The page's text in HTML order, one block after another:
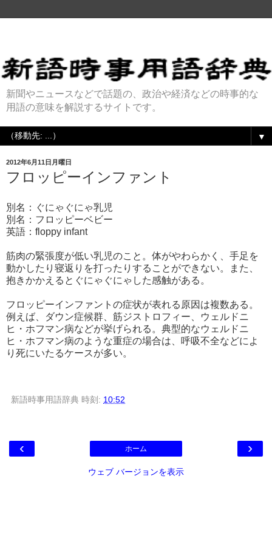
新聞やニュースなどで話題の、政治や経済などの時事的な
用語の意味を解説するサイトです。
▼
2012年6月11日月曜日
フロッピーインファント
別名：ぐにゃぐにゃ乳児
別名：フロッピーベビー
英語：floppy infant
筋肉の緊張度が低い乳児のこと。体がやわらかく、手足を
動かしたり寝返りを打ったりすることができない。また、
抱きかかえるとぐにゃぐにゃした感触がある。
フロッピーインファントの症状が表れる原因は複数ある。
例えば、ダウン症候群、筋ジストロフィー、ウェルドニ
ヒ・ホフマン病などが挙げられる。典型的なウェルドニ
ヒ・ホフマン病のような重症の場合は、呼吸不全などによ
り死にいたるケースが多い。
新語時事用語辞典 時刻: 10:52
‹ ›
ホーム
ウェブ バージョンを表示